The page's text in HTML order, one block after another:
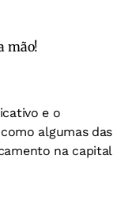
mão!
e o
algumas das
na capital